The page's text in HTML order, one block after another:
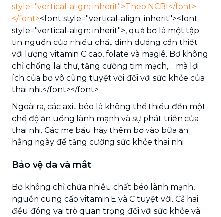
style="vertical-align: inherit">Theo NCBI</font>
</font><font style="vertical-align: inherit"><font
style="vertical-align: inherit">, quả bơ là một tập
tin nguồn của nhiều chất dinh dưỡng cần thiết
với lượng vitamin C cao, folate và magiê. Bơ không
chỉ chống lại thư, tăng cường tim mạch,… mà lợi
ích của bơ vô cùng tuyệt vời đối với sức khỏe của
thai nhi.</font></font>
Ngoài ra, các axit béo là không thể thiếu đến một
chế độ ăn uống lành mạnh và sự phát triển của
thai nhi. Các mẹ bầu hãy thêm bơ vào bữa ăn
hằng ngày để tăng cường sức khỏe thai nhi.
Bảo vệ da và mắt
Bơ không chỉ chứa nhiều chất béo lành mạnh,
nguồn cung cấp vitamin E và C tuyệt vời. Cả hai
đều đóng vai trò quan trọng đối với sức khỏe và